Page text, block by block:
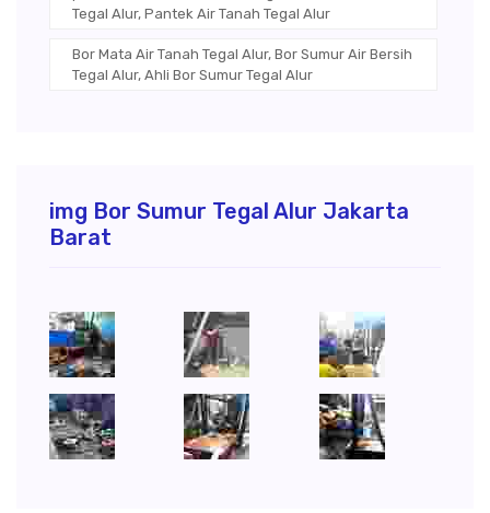
Tegal Alur, Pantek Air Tanah Tegal Alur
Bor Mata Air Tanah Tegal Alur, Bor Sumur Air Bersih
Tegal Alur, Ahli Bor Sumur Tegal Alur
img Bor Sumur Tegal Alur Jakarta
Barat